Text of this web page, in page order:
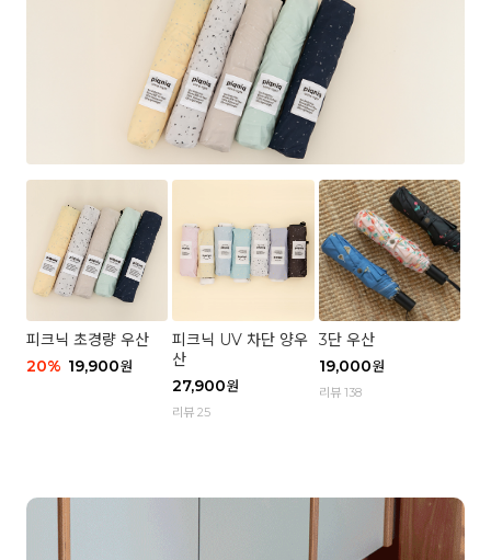
피크닉 초경량 우산
20% 19,900원
피크닉 UV 차단 양우
산
27,900원
리뷰 25
3단 우산
19,000원
리뷰 138